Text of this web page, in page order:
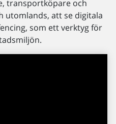
transportköpare och
utomlands, att se digitala
som ett verktyg för